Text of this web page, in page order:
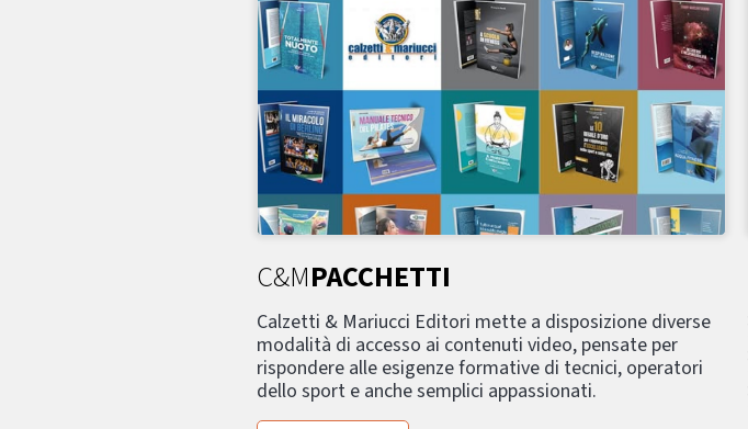
C&MPACCHETTI
Calzetti & Mariucci Editori mette a disposizione diverse
modalità di accesso ai contenuti video, pensate per
rispondere alle esigenze formative di tecnici, operatori
dello sport e anche semplici appassionati.